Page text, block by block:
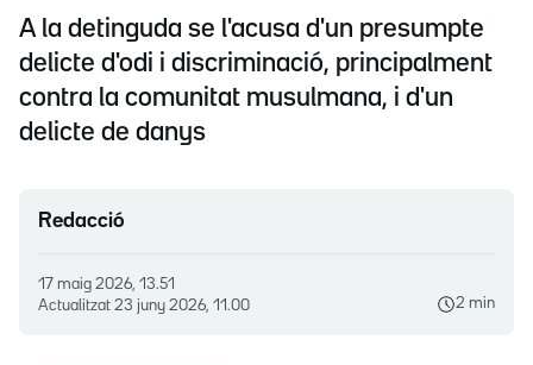
A la detinguda se l'acusa d'un presumpte
delicte d'odi i discriminació, principalment
contra la comunitat musulmana, i d'un
delicte de danys
Redacció
17 maig 2026, 13.51
Actualitzat 23 juny 2026, 11.00 2 min